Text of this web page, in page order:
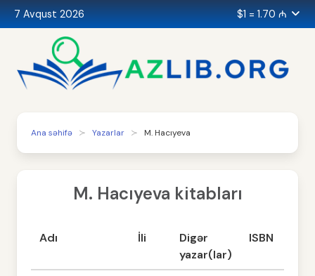
7 Avqust 2026 $1 = 1.70 ₼
Ana səhifə Yazarlar M. Hacıyeva
M. Hacıyeva kitabları
Adı İli
Digər
yazar(lar)
ISBN